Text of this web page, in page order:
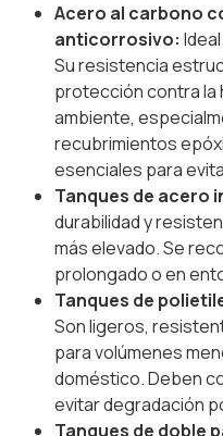
Acero al carbono
anticorrosivo:
Su resistencia
protección contra la
ambiente,
recubrimientos
esenciales para
Tanques de acero
durabilidad y
más elevado. Se
prolongado o en
Tanques de
Son ligeros,
para volúmenes
doméstico. Deben
evitar degradación
Tanques de doble